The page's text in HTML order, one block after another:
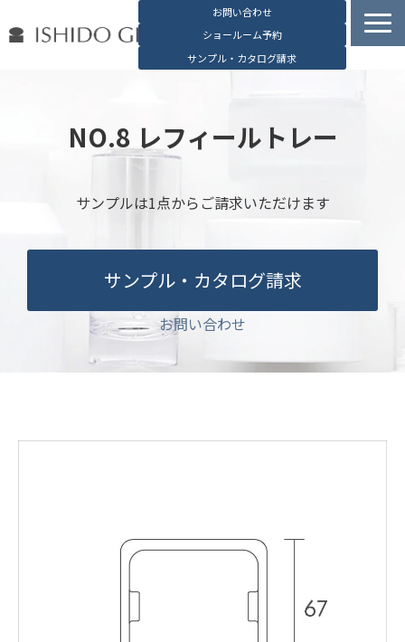
お問い合わせ
ショールーム予約
サンプル・カタログ請求
石堂硝子の特長
お役立ち資料
ブログ
会社概要
English
NO.8 レフィールトレー
サンプルは1点からご請求いただけます
サンプル・カタログ請求
お問い合わせ